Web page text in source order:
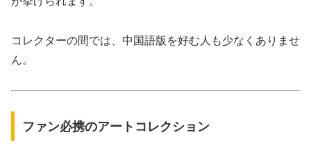
コレクターの間では、中国語版を好む人も少なくありませ
ん。
ファン必携のアートコレクション